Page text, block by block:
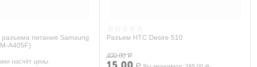
питания Samsung
A405F)
насчёт цены
Разъем HTC Desire 510
400.00 Р
Р